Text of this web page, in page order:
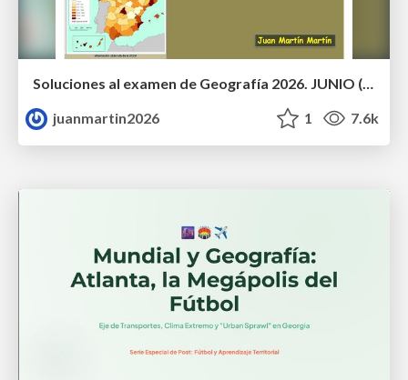
Soluciones al examen de Geografía 2026. JUNIO (Convocatoria Ordinaria)
juanmartin2026
1 7.6k